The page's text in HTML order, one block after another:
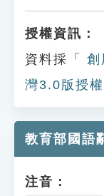
授權資訊：
資料採「
創
灣3.0版授
教育部國語
注音：